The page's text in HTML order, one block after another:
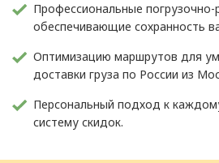
Профессиональные
обеспечивающие сохранность
Оптимизацию маршрутов для
доставки груза по России из
Персональный подход к
систему скидок.